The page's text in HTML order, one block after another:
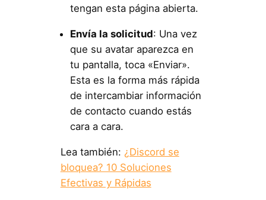
tengan esta página abierta.
Envía la solicitud: Una vez
que su avatar aparezca en
tu pantalla, toca «Enviar».
Esta es la forma más rápida
de intercambiar información
de contacto cuando estás
cara a cara.
Lea también: ¿Discord se
bloquea? 10 Soluciones
Efectivas y Rápidas